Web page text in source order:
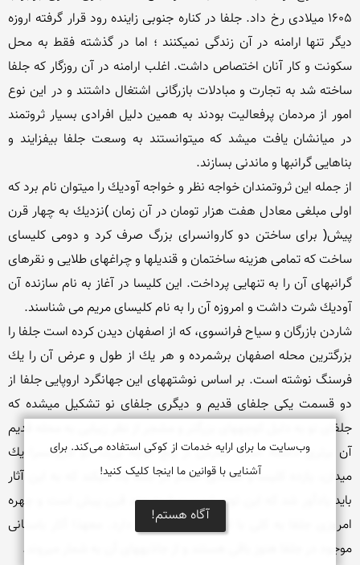
وب‌سایت ما برای ارایه خدمات از کوکی استفاده می‌کند. برای
آشنایی با قوانین ما اینجا کلیک کنید!
آگاه هستم!